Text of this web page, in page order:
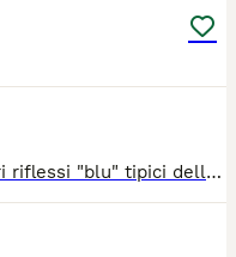
Un particolare manto con i leggeri riflessi "blu" tipici della razza, sebbene senza pedigree in quanto la madre non ne è dotata a differenza del padre che è un campione MaineCoon con pedigree ( 14kg) . Abituata alla lettiera, sverminata e vaccinata Une delle più belle femminucce della cucciolata.